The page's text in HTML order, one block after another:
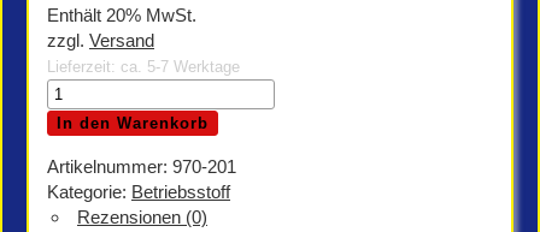
Enthält 20% MwSt.
zzgl. Versand
Lieferzeit: ca. 5-7 Werktage
MOTOREX
Bremsflüssigkeit
DOT
5.1
0,25lt
Menge
In den Warenkorb
Artikelnummer: 970-201
Kategorie: Betriebsstoff
Rezensionen (0)